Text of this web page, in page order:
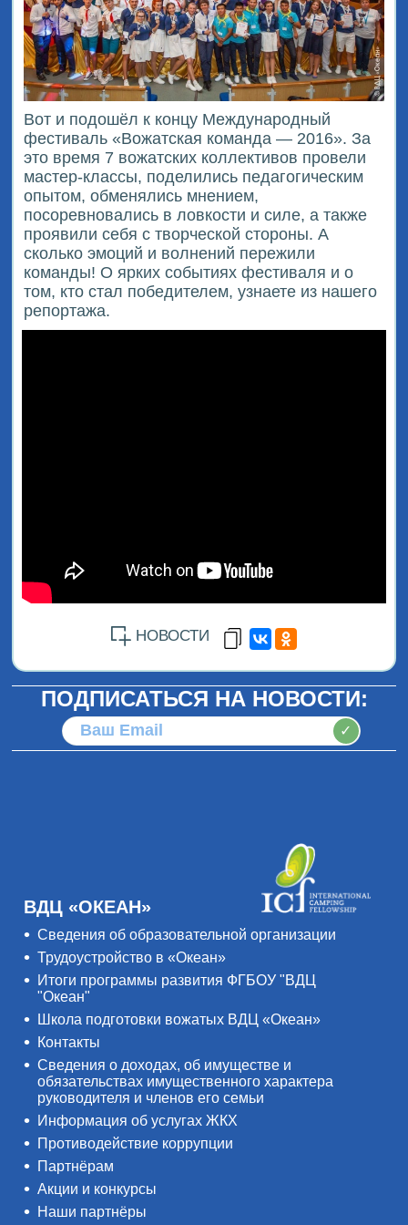
Вот и подошёл к концу Международный
фестиваль «Вожатская команда — 2016». За
это время 7 вожатских коллективов провели
мастер-классы, поделились педагогическим
опытом, обменялись мнением,
посоревновались в ловкости и силе, а также
проявили себя с творческой стороны. А
сколько эмоций и волнений пережили
команды! О ярких событиях фестиваля и о
том, кто стал победителем, узнаете из нашего
репортажа.
НОВОСТИ
ПОДПИСАТЬСЯ НА НОВОСТИ:
✓
ВДЦ «ОКЕАН»
Сведения об образовательной организации
Трудоустройство в «Океан»
Итоги программы развития ФГБОУ "ВДЦ
"Океан"
Школа подготовки вожатых ВДЦ «Океан»
Контакты
Сведения о доходах, об имуществе и
обязательствах имущественного характера
руководителя и членов его семьи
Информация об услугах ЖКХ
Противодействие коррупции
Партнёрам
Акции и конкурсы
Наши партнёры